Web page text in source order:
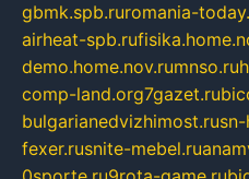
gbmk.spb.ruromania-
airheat-spb.ru
demo.home.nov.rumnso.ru
comp-land.org7gazet.ru
bulgarianedvizhimost.ru
fexer.rusnite-mebel.ru